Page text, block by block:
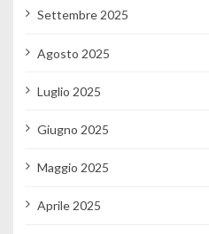
Settembre 2025
Agosto 2025
Luglio 2025
Giugno 2025
Maggio 2025
Aprile 2025